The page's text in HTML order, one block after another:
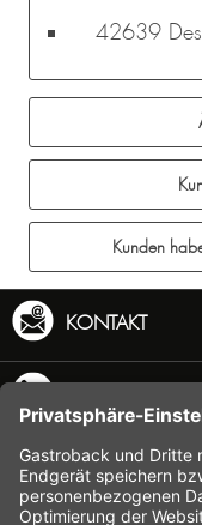
42639
Kunden
KONTAKT
INFORMATION